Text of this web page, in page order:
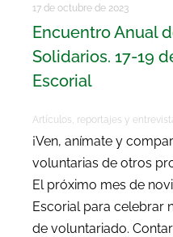
17 de octubre de 2023
Encuentro Anual
Solidarios. 17-19
Escorial
Artículos, reportajes y
¡Ven, anímate y
voluntarias de otros
El próximo mes de
Escorial para celebrar
de voluntariado.